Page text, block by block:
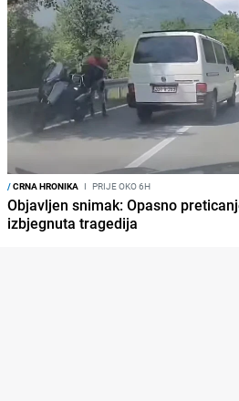
/CRNA HRONIKA I PRIJE OKO 6H
Objavljen snimak: Opasno
izbjegnuta tragedija